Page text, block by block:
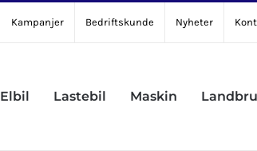
Kampanjer Bedriftskunde Nyheter
Elbil Lastebil Maskin